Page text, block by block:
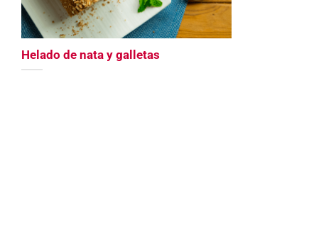
Helado de nata y galletas